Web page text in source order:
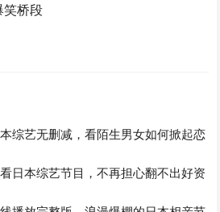
笑桥段
综艺无删减，看陌生男女如何掀起恋
日本综艺节目，不再担心翻不出好资